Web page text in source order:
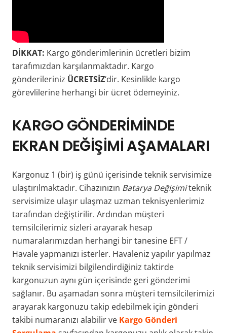
DİKKAT: Kargo gönderimlerinin ücretleri bizim
tarafımızdan karşılanmaktadır. Kargo
gönderileriniz ÜCRETSİZ‘dir. Kesinlikle kargo
görevlilerine herhangi bir ücret ödemeyiniz.
KARGO GÖNDERİMİNDE
EKRAN DEĞİŞİMİ AŞAMALARI
Kargonuz 1 (bir) iş günü içerisinde teknik servisimize
ulaştırılmaktadır. Cihazınızın Batarya Değişimiteknik
servisimize ulaşır ulaşmaz uzman teknisyenlerimiz
tarafından değiştirilir. Ardından müşteri
temsilcilerimiz sizleri arayarak hesap
numaralarımızdan herhangi bir tanesine EFT /
Havale yapmanızı isterler. Havaleniz yapılır yapılmaz
teknik servisimizi bilgilendirdiğiniz taktirde
kargonuzun aynı gün içerisinde geri gönderimi
sağlanır. Bu aşamadan sonra müşteri temsilcilerimizi
arayarak kargonuzu takip edebilmek için gönderi
takibi numaranızı alabilir ve Kargo Gönderi